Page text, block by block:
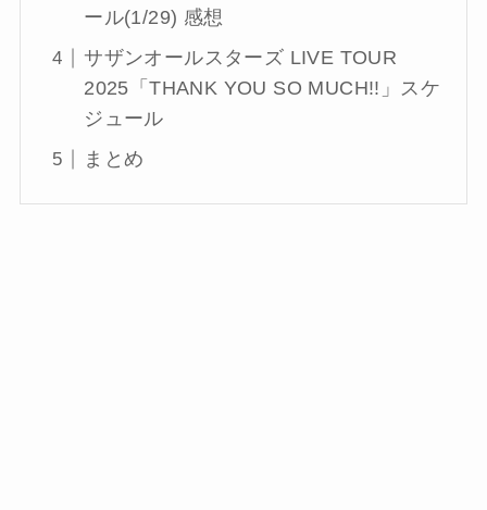
ール(1/29) 感想
サザンオールスターズ LIVE TOUR
2025「THANK YOU SO MUCH!!」スケ
ジュール
まとめ